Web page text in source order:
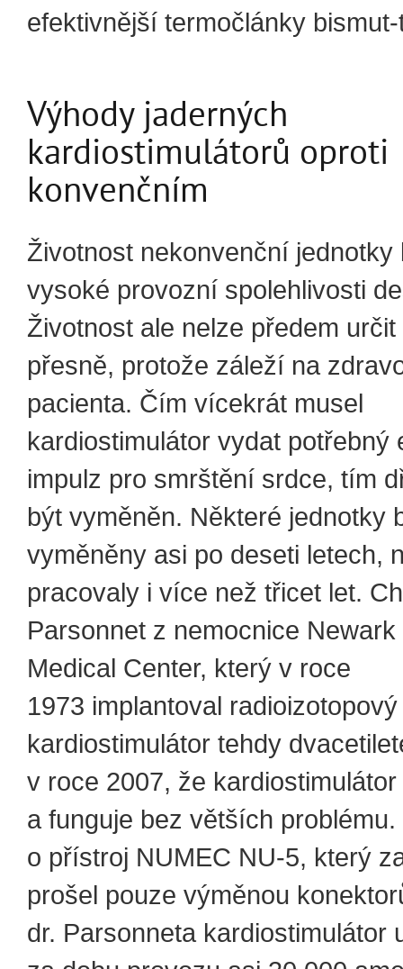
efektivnější termočlánky bismut-
Výhody jaderných
kardiostimulátorů oproti
konvenčním
Životnost nekonvenční jednotky
vysoké provozní spolehlivosti
Životnost ale nelze předem určit
přesně, protože záleží na
pacienta. Čím vícekrát musel
kardiostimulátor vydat potřebný
impulz pro smrštění srdce, tím
být vyměněn. Některé jednotky
vyměněny asi po deseti letech,
pracovaly i více než třicet let.
Parsonnet z nemocnice
Medical Center, který v roce
1973 implantoval radioizotopový
kardiostimulátor tehdy
v roce 2007, že
a funguje bez větších
o přístroj NUMEC NU-5, který
prošel pouze výměnou
dr. Parsonneta kardiostimulátor